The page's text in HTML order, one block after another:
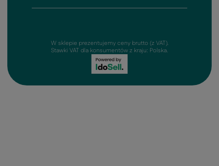
W sklepie prezentujemy ceny brutto (z VAT).
Stawki VAT dla konsumentów z kraju: Polska.